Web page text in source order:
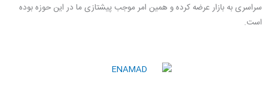
سراسری به بازار عرضه کرده و همین امر موجب پیشتازی ما در این حوزه بوده
است.